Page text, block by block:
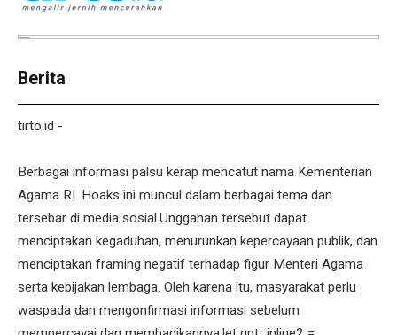
Berita
tirto.id -
Berbagai informasi palsu kerap mencatut nama Kementerian
Agama RI. Hoaks ini muncul dalam berbagai tema dan
tersebar di media sosial.Unggahan tersebut dapat
menciptakan kegaduhan, menurunkan kepercayaan publik, dan
menciptakan framing negatif terhadap figur Menteri Agama
serta kebijakan lembaga. Oleh karena itu, masyarakat perlu
waspada dan mengonfirmasi informasi sebelum